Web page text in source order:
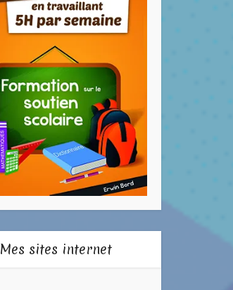
Mes sites internet